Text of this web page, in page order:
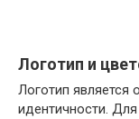
Логотип и
Логотип является
идентичности.